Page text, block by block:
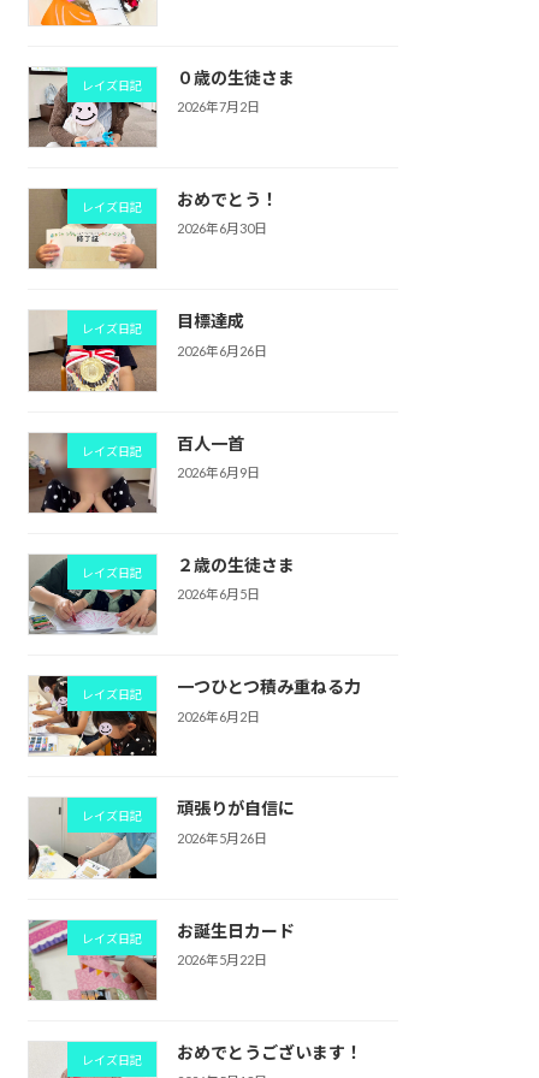
レイズ日記 ０歳の生徒さま
2026年7月2日
レイズ日記 おめでとう！
2026年6月30日
レイズ日記 目標達成
2026年6月26日
レイズ日記 百人一首
2026年6月9日
レイズ日記 ２歳の生徒さま
2026年6月5日
レイズ日記 一つひとつ積み重ねる力
2026年6月2日
レイズ日記 頑張りが自信に
2026年5月26日
レイズ日記 お誕生日カード
2026年5月22日
レイズ日記 おめでとうございます！